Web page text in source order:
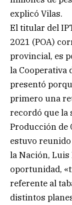
explicó Vilas.
El titular del
2021 (POA)
provincial, es
la Cooperativa
presentó
primero una
recordó que la
Producción de
estuvo
la Nación, Luis
oportunidad,
referente al
distintos